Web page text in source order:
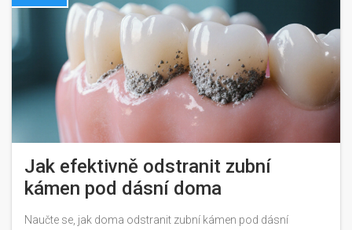
Jak efektivně odstranit zubní
kámen pod dásní doma
Naučte se, jak doma odstranit zubní kámen pod dásní